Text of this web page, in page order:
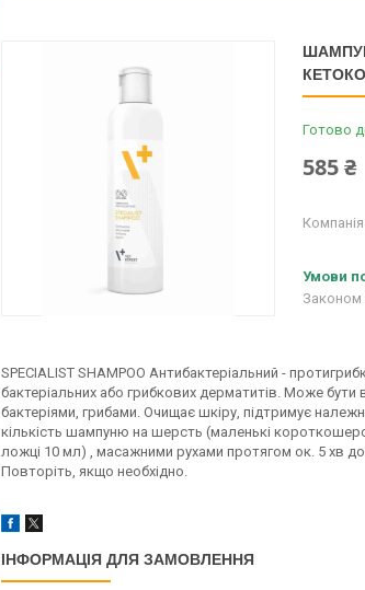
Готово
585 ₴
Законом
SPECIALIST SHAMPOO Антибактеріальний -
бактеріальних або грибкових дерматитів. Може бути
бактеріями, грибами. Очищає шкіру, підтримує
кількість шампуню на шерсть (маленькі
ложці 10 мл) , масажними рухами протягом ок. 5 хв
Повторіть, якщо необхідно.
ІНФОРМАЦІЯ ДЛЯ ЗАМОВЛЕННЯ